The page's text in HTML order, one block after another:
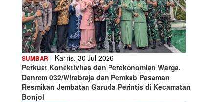
SUMBAR - Kamis, 30 Jul 2026
Perkuat Konektivitas dan Perekonomian Warga,
Danrem 032/Wirabraja dan Pemkab Pasaman
Resmikan Jembatan Garuda Perintis di Kecamatan
Bonjol